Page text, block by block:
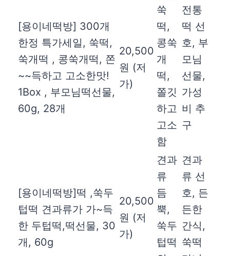
[용이네떡방] 300개
한정 특가세일, 쑥떡,
쑥개떡 , 콩쑥개떡, 쫀
~~득하고 고소한맛!
1Box , 부모님떡선물,
60g, 28개
20,500
원 (저
가)
쑥
떡,
콩쑥
개
떡,
쫄깃
하고
고소
함
전통
떡 선
호, 부
모님
선물,
가성
비 추
구
[용이네떡방]떡 ,쑥두
텁떡 견과류가 가~득
한 두텁떡,떡선물, 30
개, 60g
20,500
원 (저
가)
견과
류
듬
뿍,
쑥두
텁떡
견과
류 선
호, 든
든한
간식,
쑥떡